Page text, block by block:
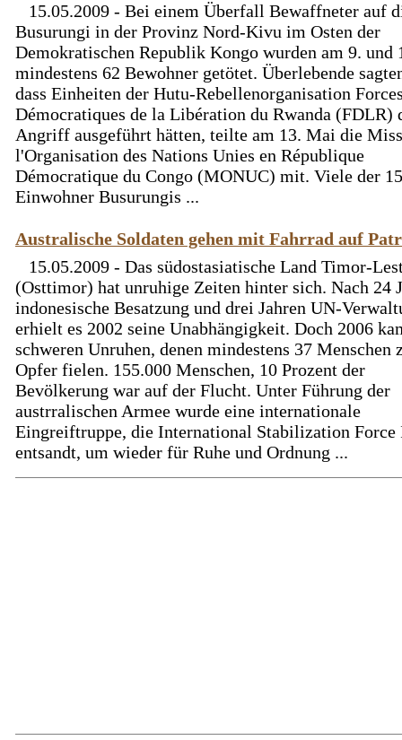
15.05.2009 - Bei einem Überfall Bewaffneter auf
Busurungi in der Provinz Nord-Kivu im Osten der
Demokratischen Republik Kongo wurden am 9. und
mindestens 62 Bewohner getötet. Überlebende
dass Einheiten der Hutu-Rebellenorganisation
Démocratiques de la Libération du Rwanda (FDLR)
Angriff ausgeführt hätten, teilte am 13. Mai die
l'Organisation des Nations Unies en République
Démocratique du Congo (MONUC) mit. Viele der
Einwohner Busurungis ...
Australische Soldaten gehen mit Fahrrad auf
15.05.2009 - Das südostasiatische Land Timor-
(Osttimor) hat unruhige Zeiten hinter sich. Nach 24
indonesische Besatzung und drei Jahren UN-
erhielt es 2002 seine Unabhängigkeit. Doch 2006
schweren Unruhen, denen mindestens 37 Menschen
Opfer fielen. 155.000 Menschen, 10 Prozent der
Bevölkerung war auf der Flucht. Unter Führung der
austrralischen Armee wurde eine internationale
Eingreiftruppe, die International Stabilization Force
entsandt, um wieder für Ruhe und Ordnung ...